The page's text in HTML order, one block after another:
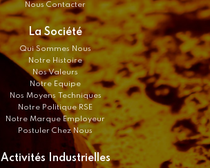
Nous Contacter
La Société
Qui Sommes Nous
Notre Histoire
Nos Valeurs
Notre Equipe
Nos Moyens Techniques
Notre Politique RSE
Notre Marque Employeur
Postuler Chez Nous
Activités Industrielles